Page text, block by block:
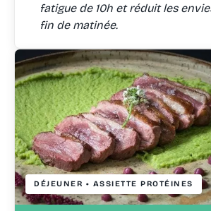
fatigue de 10h et réduit les
fin de matinée.
DÉJEUNER • ASSIETTE PROTÉINES